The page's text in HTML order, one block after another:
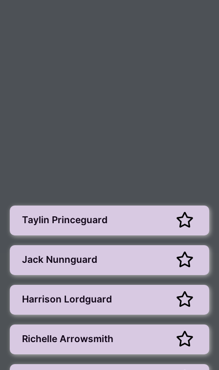
Taylin Princeguard
Jack Nunnguard
Harrison Lordguard
Richelle Arrowsmith